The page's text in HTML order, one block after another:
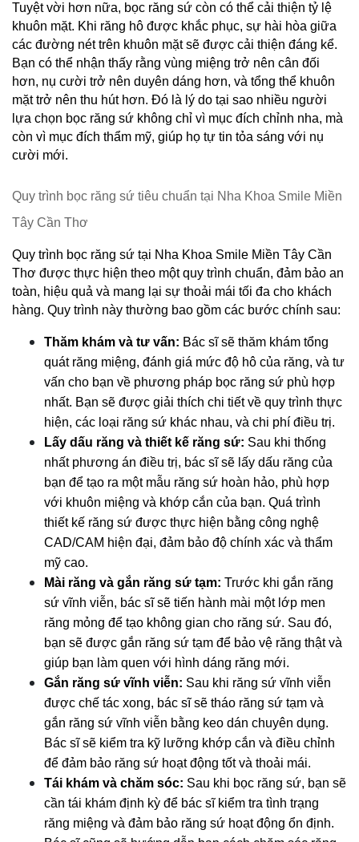
Tuyệt vời hơn nữa, bọc răng sứ còn có thể cải thiện tỷ lệ
khuôn mặt. Khi răng hô được khắc phục, sự hài hòa giữa
các đường nét trên khuôn mặt sẽ được cải thiện đáng kể.
Bạn có thể nhận thấy rằng vùng miệng trở nên cân đối
hơn, nụ cười trở nên duyên dáng hơn, và tổng thể khuôn
mặt trở nên thu hút hơn. Đó là lý do tại sao nhiều người
lựa chọn bọc răng sứ không chỉ vì mục đích chỉnh nha, mà
còn vì mục đích thẩm mỹ, giúp họ tự tin tỏa sáng với nụ
cười mới.
Quy trình bọc răng sứ tiêu chuẩn tại Nha Khoa Smile Miền
Tây Cần Thơ
Quy trình bọc răng sứ tại Nha Khoa Smile Miền Tây Cần
Thơ được thực hiện theo một quy trình chuẩn, đảm bảo an
toàn, hiệu quả và mang lại sự thoải mái tối đa cho khách
hàng. Quy trình này thường bao gồm các bước chính sau:
Thăm khám và tư vấn: Bác sĩ sẽ thăm khám tổng
quát răng miệng, đánh giá mức độ hô của răng, và tư
vấn cho bạn về phương pháp bọc răng sứ phù hợp
nhất. Bạn sẽ được giải thích chi tiết về quy trình thực
hiện, các loại răng sứ khác nhau, và chi phí điều trị.
Lấy dấu răng và thiết kế răng sứ: Sau khi thống
nhất phương án điều trị, bác sĩ sẽ lấy dấu răng của
bạn để tạo ra một mẫu răng sứ hoàn hảo, phù hợp
với khuôn miệng và khớp cắn của bạn. Quá trình
thiết kế răng sứ được thực hiện bằng công nghệ
CAD/CAM hiện đại, đảm bảo độ chính xác và thẩm
mỹ cao.
Mài răng và gắn răng sứ tạm: Trước khi gắn răng
sứ vĩnh viễn, bác sĩ sẽ tiến hành mài một lớp men
răng mỏng để tạo không gian cho răng sứ. Sau đó,
bạn sẽ được gắn răng sứ tạm để bảo vệ răng thật và
giúp bạn làm quen với hình dáng răng mới.
Gắn răng sứ vĩnh viễn: Sau khi răng sứ vĩnh viễn
được chế tác xong, bác sĩ sẽ tháo răng sứ tạm và
gắn răng sứ vĩnh viễn bằng keo dán chuyên dụng.
Bác sĩ sẽ kiểm tra kỹ lưỡng khớp cắn và điều chỉnh
để đảm bảo răng sứ hoạt động tốt và thoải mái.
Tái khám và chăm sóc: Sau khi bọc răng sứ, bạn sẽ
cần tái khám định kỳ để bác sĩ kiểm tra tình trạng
răng miệng và đảm bảo răng sứ hoạt động ổn định.